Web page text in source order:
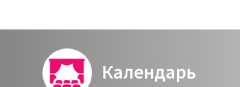
Календарь